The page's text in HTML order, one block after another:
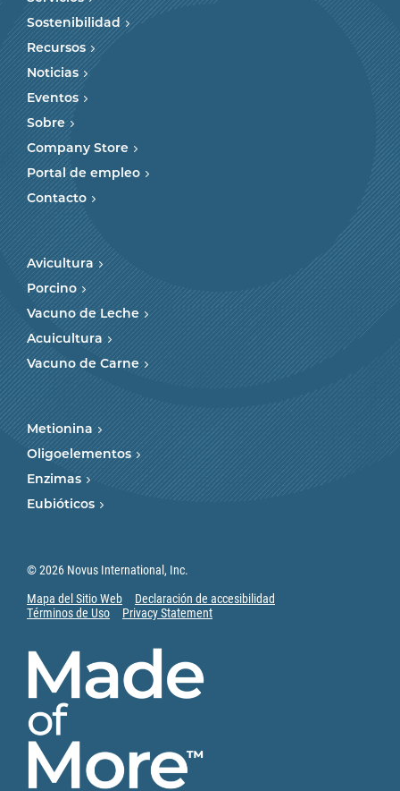
Sostenibilidad
Recursos
Noticias
Eventos
Sobre
Company Store
Portal de empleo
Contacto
Avicultura
Porcino
Vacuno de Leche
Acuicultura
Vacuno de Carne
Metionina
Oligoelementos
Enzimas
Eubióticos
© 2026 Novus International, Inc.
Mapa del Sitio Web
Declaración de accesibilidad
Términos de Uso
Privacy Statement